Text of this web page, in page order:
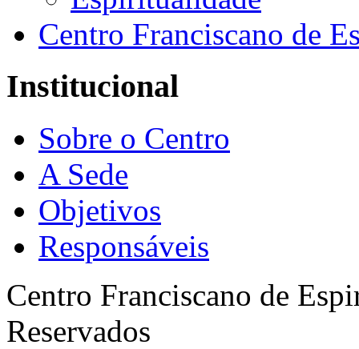
Centro Franciscano de
Institucional
Sobre o Centro
A Sede
Objetivos
Responsáveis
Centro Franciscano de
Reservados